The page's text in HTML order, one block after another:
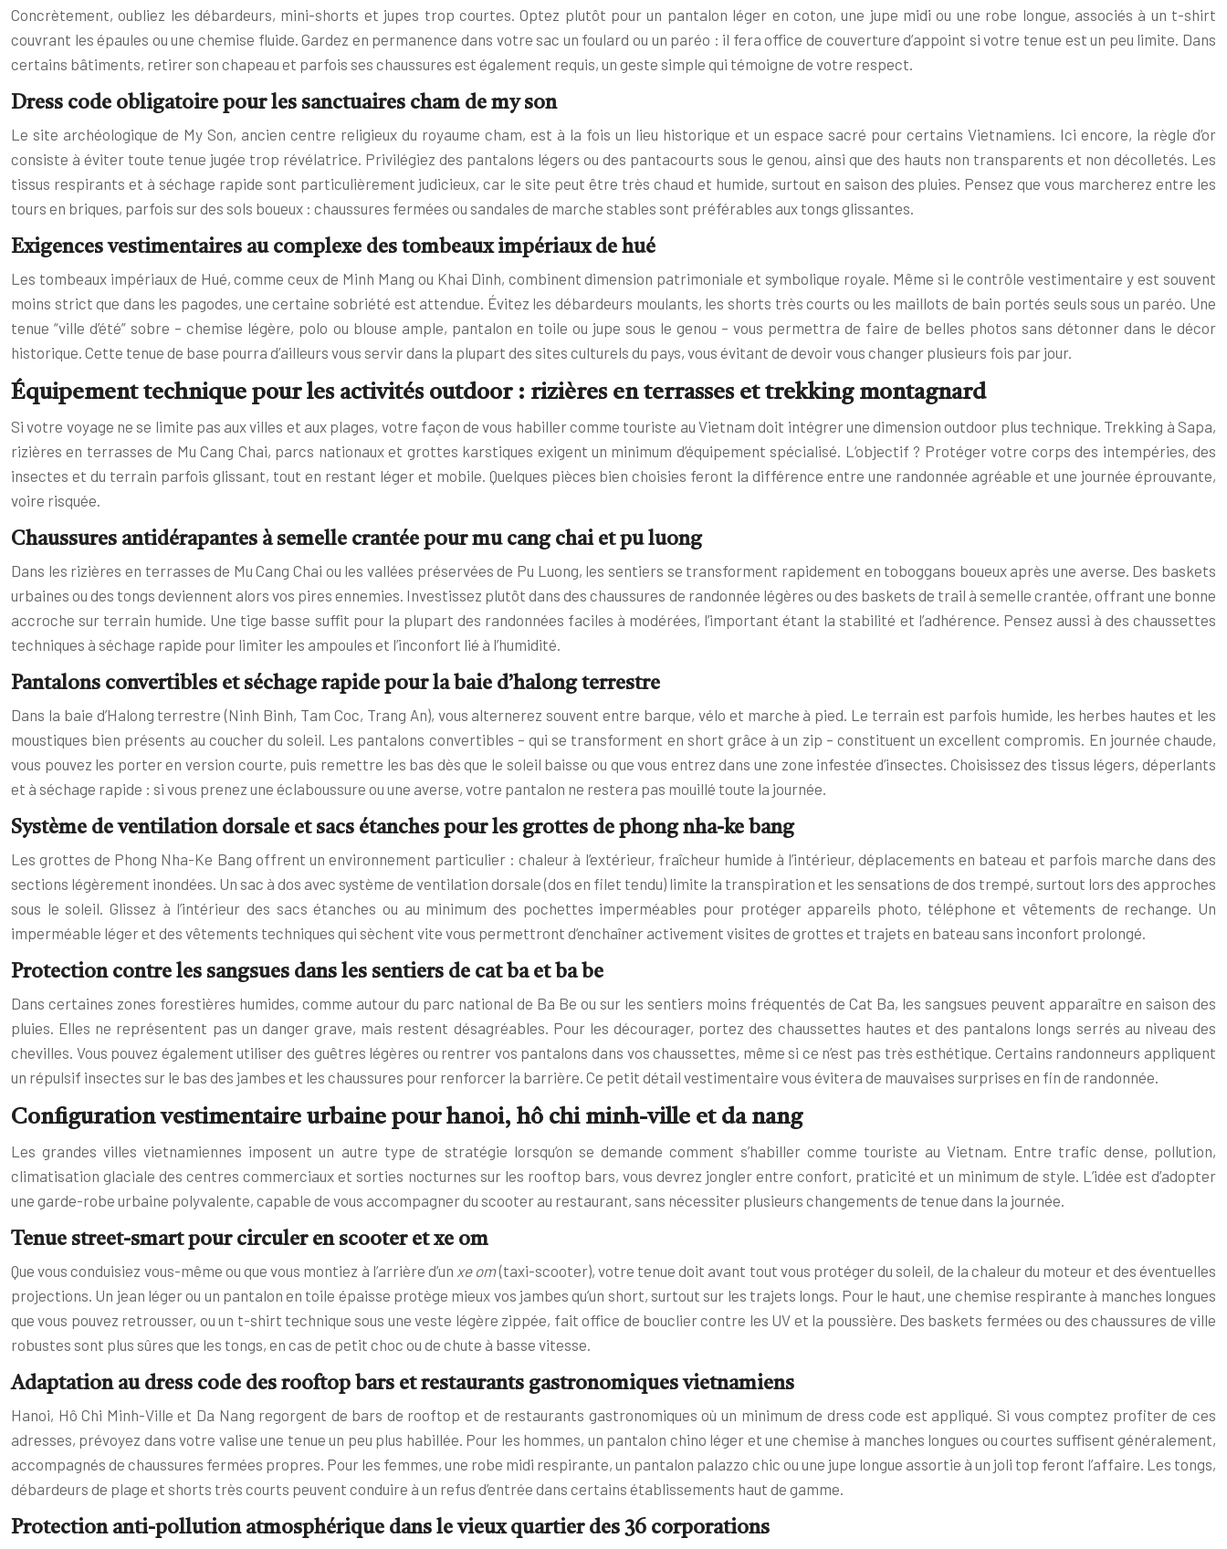
Concrètement, oubliez les débardeurs, mini-shorts et jupes trop courtes. Optez plutôt pour un pantalon léger en coton, une jupe midi ou une robe longue, associés à un t-shirt
couvrant les épaules ou une chemise fluide. Gardez en permanence dans votre sac un foulard ou un paréo : il fera office de couverture d’appoint si votre tenue est un peu limite. Dans
certains bâtiments, retirer son chapeau et parfois ses chaussures est également requis, un geste simple qui témoigne de votre respect.
Dress code obligatoire pour les sanctuaires cham de my son
Le site archéologique de My Son, ancien centre religieux du royaume cham, est à la fois un lieu historique et un espace sacré pour certains Vietnamiens. Ici encore, la règle d’or
consiste à éviter toute tenue jugée trop révélatrice. Privilégiez des pantalons légers ou des pantacourts sous le genou, ainsi que des hauts non transparents et non décolletés. Les
tissus respirants et à séchage rapide sont particulièrement judicieux, car le site peut être très chaud et humide, surtout en saison des pluies. Pensez que vous marcherez entre les
tours en briques, parfois sur des sols boueux : chaussures fermées ou sandales de marche stables sont préférables aux tongs glissantes.
Exigences vestimentaires au complexe des tombeaux impériaux de hué
Les tombeaux impériaux de Hué, comme ceux de Minh Mang ou Khai Dinh, combinent dimension patrimoniale et symbolique royale. Même si le contrôle vestimentaire y est souvent
moins strict que dans les pagodes, une certaine sobriété est attendue. Évitez les débardeurs moulants, les shorts très courts ou les maillots de bain portés seuls sous un paréo. Une
tenue “ville d’été” sobre – chemise légère, polo ou blouse ample, pantalon en toile ou jupe sous le genou – vous permettra de faire de belles photos sans détonner dans le décor
historique. Cette tenue de base pourra d’ailleurs vous servir dans la plupart des sites culturels du pays, vous évitant de devoir vous changer plusieurs fois par jour.
Équipement technique pour les activités outdoor : rizières en terrasses et trekking montagnard
Si votre voyage ne se limite pas aux villes et aux plages, votre façon de vous habiller comme touriste au Vietnam doit intégrer une dimension outdoor plus technique. Trekking à Sapa,
rizières en terrasses de Mu Cang Chai, parcs nationaux et grottes karstiques exigent un minimum d’équipement spécialisé. L’objectif ? Protéger votre corps des intempéries, des
insectes et du terrain parfois glissant, tout en restant léger et mobile. Quelques pièces bien choisies feront la différence entre une randonnée agréable et une journée éprouvante,
voire risquée.
Chaussures antidérapantes à semelle crantée pour mu cang chai et pu luong
Dans les rizières en terrasses de Mu Cang Chai ou les vallées préservées de Pu Luong, les sentiers se transforment rapidement en toboggans boueux après une averse. Des baskets
urbaines ou des tongs deviennent alors vos pires ennemies. Investissez plutôt dans des chaussures de randonnée légères ou des baskets de trail à semelle crantée, offrant une bonne
accroche sur terrain humide. Une tige basse suffit pour la plupart des randonnées faciles à modérées, l’important étant la stabilité et l’adhérence. Pensez aussi à des chaussettes
techniques à séchage rapide pour limiter les ampoules et l’inconfort lié à l’humidité.
Pantalons convertibles et séchage rapide pour la baie d’halong terrestre
Dans la baie d’Halong terrestre (Ninh Binh, Tam Coc, Trang An), vous alternerez souvent entre barque, vélo et marche à pied. Le terrain est parfois humide, les herbes hautes et les
moustiques bien présents au coucher du soleil. Les pantalons convertibles – qui se transforment en short grâce à un zip – constituent un excellent compromis. En journée chaude,
vous pouvez les porter en version courte, puis remettre les bas dès que le soleil baisse ou que vous entrez dans une zone infestée d’insectes. Choisissez des tissus légers, déperlants
et à séchage rapide : si vous prenez une éclaboussure ou une averse, votre pantalon ne restera pas mouillé toute la journée.
Système de ventilation dorsale et sacs étanches pour les grottes de phong nha-ke bang
Les grottes de Phong Nha-Ke Bang offrent un environnement particulier : chaleur à l’extérieur, fraîcheur humide à l’intérieur, déplacements en bateau et parfois marche dans des
sections légèrement inondées. Un sac à dos avec système de ventilation dorsale (dos en filet tendu) limite la transpiration et les sensations de dos trempé, surtout lors des approches
sous le soleil. Glissez à l’intérieur des sacs étanches ou au minimum des pochettes imperméables pour protéger appareils photo, téléphone et vêtements de rechange. Un
imperméable léger et des vêtements techniques qui sèchent vite vous permettront d’enchaîner activement visites de grottes et trajets en bateau sans inconfort prolongé.
Protection contre les sangsues dans les sentiers de cat ba et ba be
Dans certaines zones forestières humides, comme autour du parc national de Ba Be ou sur les sentiers moins fréquentés de Cat Ba, les sangsues peuvent apparaître en saison des
pluies. Elles ne représentent pas un danger grave, mais restent désagréables. Pour les décourager, portez des chaussettes hautes et des pantalons longs serrés au niveau des
chevilles. Vous pouvez également utiliser des guêtres légères ou rentrer vos pantalons dans vos chaussettes, même si ce n’est pas très esthétique. Certains randonneurs appliquent
un répulsif insectes sur le bas des jambes et les chaussures pour renforcer la barrière. Ce petit détail vestimentaire vous évitera de mauvaises surprises en fin de randonnée.
Configuration vestimentaire urbaine pour hanoi, hô chi minh-ville et da nang
Les grandes villes vietnamiennes imposent un autre type de stratégie lorsqu’on se demande comment s’habiller comme touriste au Vietnam. Entre trafic dense, pollution,
climatisation glaciale des centres commerciaux et sorties nocturnes sur les rooftop bars, vous devrez jongler entre confort, praticité et un minimum de style. L’idée est d’adopter
une garde-robe urbaine polyvalente, capable de vous accompagner du scooter au restaurant, sans nécessiter plusieurs changements de tenue dans la journée.
Tenue street-smart pour circuler en scooter et xe om
Que vous conduisiez vous-même ou que vous montiez à l’arrière d’un xe om(taxi-scooter), votre tenue doit avant tout vous protéger du soleil, de la chaleur du moteur et des éventuelles
projections. Un jean léger ou un pantalon en toile épaisse protège mieux vos jambes qu’un short, surtout sur les trajets longs. Pour le haut, une chemise respirante à manches longues
que vous pouvez retrousser, ou un t-shirt technique sous une veste légère zippée, fait office de bouclier contre les UV et la poussière. Des baskets fermées ou des chaussures de ville
robustes sont plus sûres que les tongs, en cas de petit choc ou de chute à basse vitesse.
Adaptation au dress code des rooftop bars et restaurants gastronomiques vietnamiens
Hanoi, Hô Chi Minh-Ville et Da Nang regorgent de bars de rooftop et de restaurants gastronomiques où un minimum de dress code est appliqué. Si vous comptez profiter de ces
adresses, prévoyez dans votre valise une tenue un peu plus habillée. Pour les hommes, un pantalon chino léger et une chemise à manches longues ou courtes suffisent généralement,
accompagnés de chaussures fermées propres. Pour les femmes, une robe midi respirante, un pantalon palazzo chic ou une jupe longue assortie à un joli top feront l’affaire. Les tongs,
débardeurs de plage et shorts très courts peuvent conduire à un refus d’entrée dans certains établissements haut de gamme.
Protection anti-pollution atmosphérique dans le vieux quartier des 36 corporations